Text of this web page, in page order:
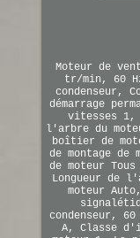
Moteur de
tr/min, 60
condenseur,
démarrage
vitesses 1,
l'arbre du
boîtier de
de montage de
de moteur
Longueur de
moteur
condenseur,
A, Classe